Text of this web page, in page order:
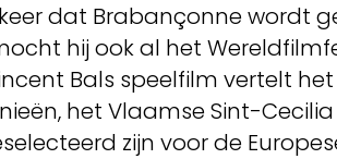
dat Brabançonne wordt
hij ook al het
Bals speelfilm vertelt
het Vlaamse Sint-
zijn voor de